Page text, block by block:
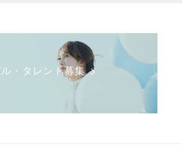
・タレント募集